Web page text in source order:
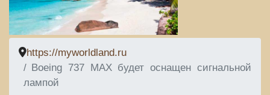
https://myworldland.ru
Boeing 737 MAX будет оснащен сигнальной
лампой